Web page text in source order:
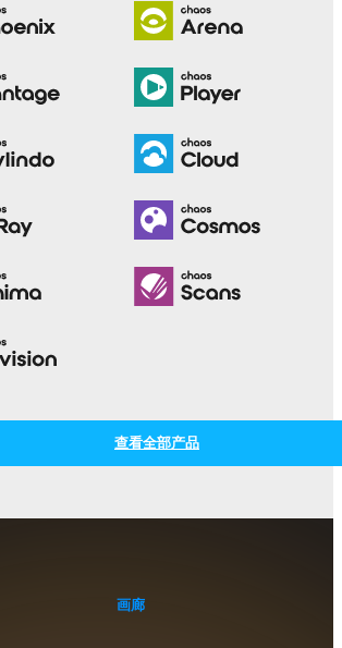
查看全部产品
画廊